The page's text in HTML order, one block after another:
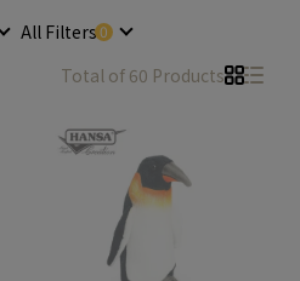
All Filters
Total of 60 Products